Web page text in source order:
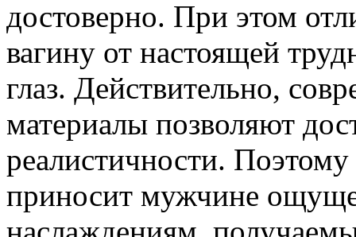
достоверно. При этом
вагину от настоящей
глаз. Действительно,
материалы позволяют
реалистичности.
приносит мужчине